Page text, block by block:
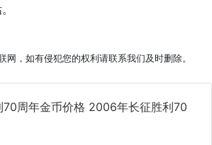
网，如有侵犯您的权利请联系我们及时删除。
70周年金币价格 2006年长征胜利70